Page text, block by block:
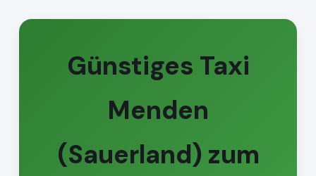
Günstiges Taxi
Menden
(Sauerland) zum